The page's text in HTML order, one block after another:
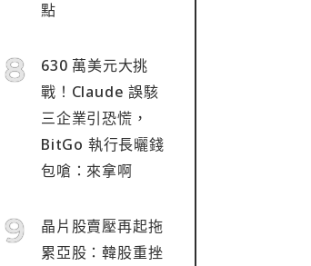
點
630 萬美元大挑
戰！Claude 誤駭
三企業引恐慌，
BitGo 執行長曬錢
包嗆：來拿啊
晶片股賣壓再起拖
累亞股：韓股重挫